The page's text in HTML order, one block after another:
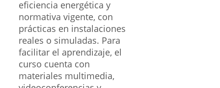
eficiencia energética y
normativa vigente, con
prácticas en instalaciones
reales o simuladas. Para
facilitar el aprendizaje, el
curso cuenta con
materiales multimedia,